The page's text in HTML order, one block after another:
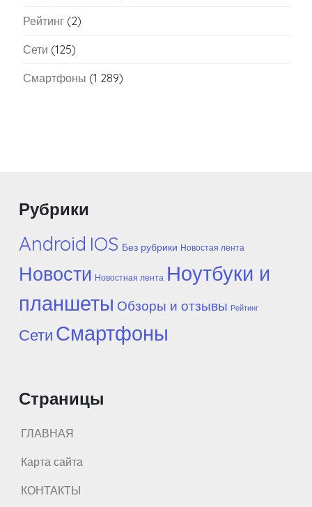
Рейтинг (2)
Сети (125)
Смартфоны (1 289)
Рубрики
Android IOS Без рубрики Новостая лента
Новости Новостная лента Ноутбуки и
планшеты Обзоры и отзывы Рейтинг
Сети Смартфоны
Страницы
ГЛАВНАЯ
Карта сайта
КОНТАКТЫ